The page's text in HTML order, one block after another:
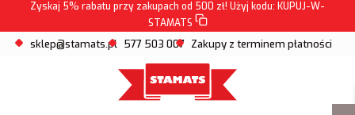
Zyskaj 5% rabatu przy zakupach od 500 zł! Użyj kodu: KUPUJ-W-
STAMATS
sklep@stamats.pl 577 503 007 Zakupy z terminem płatności